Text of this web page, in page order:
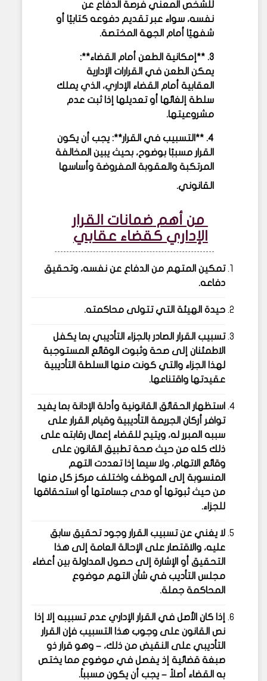
للشخص المعني فرصة الدفاع عن
نفسه، سواء عبر تقديم دفوعه كتابيًا أو
شفهيًا أمام الجهة المختصة.
3. **إمكانية الطعن أمام القضاء**:
يمكن الطعن في القرارات الإدارية
العقابية أمام القضاء الإداري، الذي يملك
سلطة إلغائها أو تعديلها إذا ثبت عدم
مشروعيتها.
4. **التسبيب في القرار**: يجب أن يكون
القرار مسببًا بوضوح، بحيث يبين المخالفة
المرتكبة والعقوبة المفروضة وأساسها
القانوني.
من أهم ضمانات القرار
الإداري كقضاء عقابي
تمكين المتهم من الدفاع عن نفسه، وتحقيق
دفاعه.
حيدة الهيئة التي تتولى محاكمته.
تسبيب القرار الصادر بالجزاء التأديبي بما يكفل
الاطمئنان إلى صحة وثبوت الوقائع المستوجبة
لهذا الجزاء والتي كونت منها السلطة التأديبية
عقيدتها واقتناعها.
استظهار الحقائق القانونية وأدلة الإدانة بما يفيد
توافر أركان الجريمة التأديبية وقيام القرار على
سببه المبرر له، ويتيح للقضاء إعمال رقابته على
ذلك كله من حيث صحة تطبيق القانون على
وقائع الاتهام، ولا سيما إذا تعددت التهم
المنسوبة إلى الموظف واختلف مركز كل منها
من حيث ثبوتها أو مدى جسامتها أو استحقاقها
للجزاء.
لا يغني عن تسبيب القرار وجود تحقيق سابق
عليه، والاقتصار على الإحالة العامة إلى هذا
التحقيق أو الإشارة إلى حصول المداولة بين أعضاء
مجلس التأديب في شأن التهم موضوع
المحاكمة جملة.
إذا كان الأصل في القرار الإداري عدم تسبيبه إلا إذا
نص القانون على وجوب هذا التسبيب فإن القرار
التأديبي على النقيض من ذلك، – وهو قرار ذو
صبغة قضائية إذ يفصل في موضوع مما يختص
به القضاء أصلاً – يجب أن يكون مسبباً.